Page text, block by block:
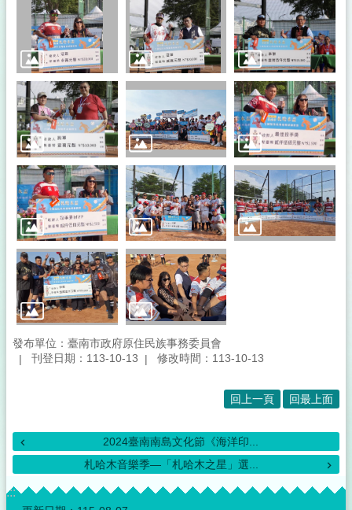
發布單位：臺南市政府原住民族事務委員會
刊登日期：113-10-13
修改時間：113-10-13
回上一頁 回最上面
2024臺南南島文化節《海洋印...
札哈木音樂季—「札哈木之星」選...
:::